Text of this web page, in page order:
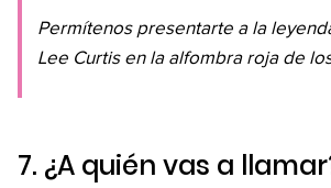
Permítenos presentarte a la
Lee Curtis en la alfombra roja de
7. ¿A quién vas a